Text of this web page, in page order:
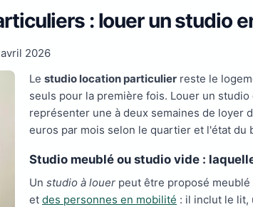
: louer un studio
2026
Le studio location particulier reste le
seuls pour la première fois. Louer un
représenter une à deux semaines de loyer
euros par mois selon le quartier et l'état du
Studio meublé ou studio vide :
Un studio à louer peut être proposé
et des personnes en mobilité : il inclut le lit,